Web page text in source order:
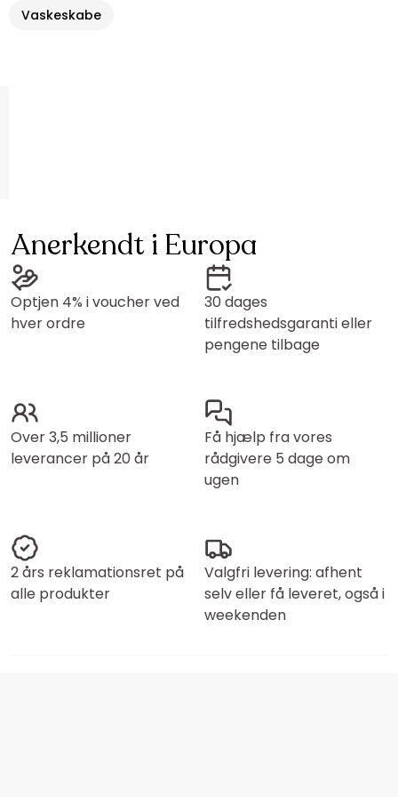
Vaskeskabe
Anerkendt i Europa
Optjen 4% i voucher ved
hver ordre
30 dages
tilfredshedsgaranti eller
pengene tilbage
Over 3,5 millioner
leverancer på 20 år
Få hjælp fra vores
rådgivere 5 dage om
ugen
2 års reklamationsret på
alle produkter
Valgfri levering: afhent
selv eller få leveret, også i
weekenden